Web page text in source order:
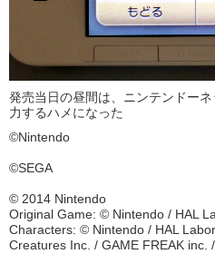
発売当日の昼間は、ニンテンドー
力するハメになった
©Nintendo
©SEGA
© 2014 Nintendo
Original Game: © Nintendo / HAL
Characters: © Nintendo / HAL
Creatures Inc. / GAME FREAK inc.